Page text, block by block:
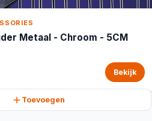
Metaal - Chroom - 5CM
Bekijk
Toevoegen